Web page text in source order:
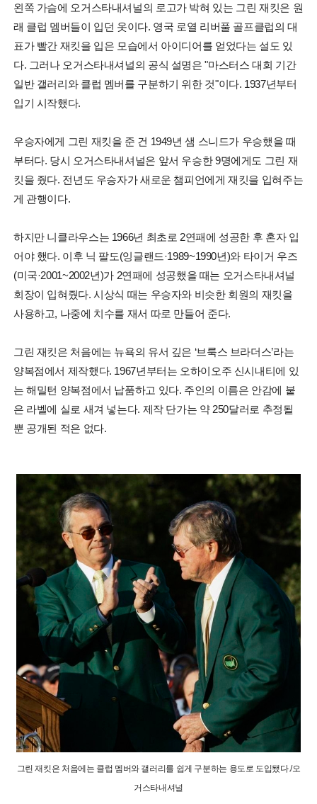
왼쪽 가슴에 오거스타내셔널의 로고가 박혀 있는 그린 재킷은 원
래 클럽 멤버들이 입던 옷이다. 영국 로열 리버풀 골프클럽의 대
표가 빨간 재킷을 입은 모습에서 아이디어를 얻었다는 설도 있
다. 그러나 오거스타내셔널의 공식 설명은 "마스터스 대회 기간
일반 갤러리와 클럽 멤버를 구분하기 위한 것"이다. 1937년부터
입기 시작했다.
우승자에게 그린 재킷을 준 건 1949년 샘 스니드가 우승했을 때
부터다. 당시 오거스타내셔널은 앞서 우승한 9명에게도 그린 재
킷을 줬다. 전년도 우승자가 새로운 챔피언에게 재킷을 입혀주는
게 관행이다.
하지만 니클라우스는 1966년 최초로 2연패에 성공한 후 혼자 입
어야 했다. 이후 닉 팔도(잉글랜드·1989~1990년)와 타이거 우즈
(미국·2001~2002년)가 2연패에 성공했을 때는 오거스타내셔널
회장이 입혀줬다. 시상식 때는 우승자와 비슷한 회원의 재킷을
사용하고, 나중에 치수를 재서 따로 만들어 준다.
그린 재킷은 처음에는 뉴욕의 유서 깊은 ‘브룩스 브라더스’라는
양복점에서 제작했다. 1967년부터는 오하이오주 신시내티에 있
는 해밀턴 양복점에서 납품하고 있다. 주인의 이름은 안감에 붙
은 라벨에 실로 새겨 넣는다. 제작 단가는 약 250달러로 추정될
뿐 공개된 적은 없다.
그린 재킷은 처음에는 클럽 멤버와 갤러리를 쉽게 구분하는 용도로 도입됐다./오
거스타내셔널